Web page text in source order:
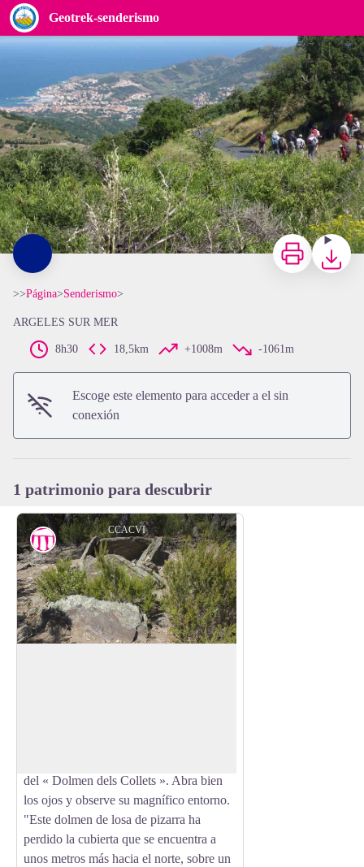
Geotrek-senderismocol des gascons - elcoste
View picture in full screen
ImprimirBajar
>>Página>Senderismo>
ARGELES SUR MER
8h30 18,5km +1008m -1061m
Escoge este elemento para acceder a el sin
conexión
1 patrimonio para descubrir
CCACVI
del « Dolmen dels Collets ». Abra bien
los ojos y observe su magnífico entorno.
"Este dolmen de losa de pizarra ha
perdido la cubierta que se encuentra a
unos metros más hacia el norte, sobre un